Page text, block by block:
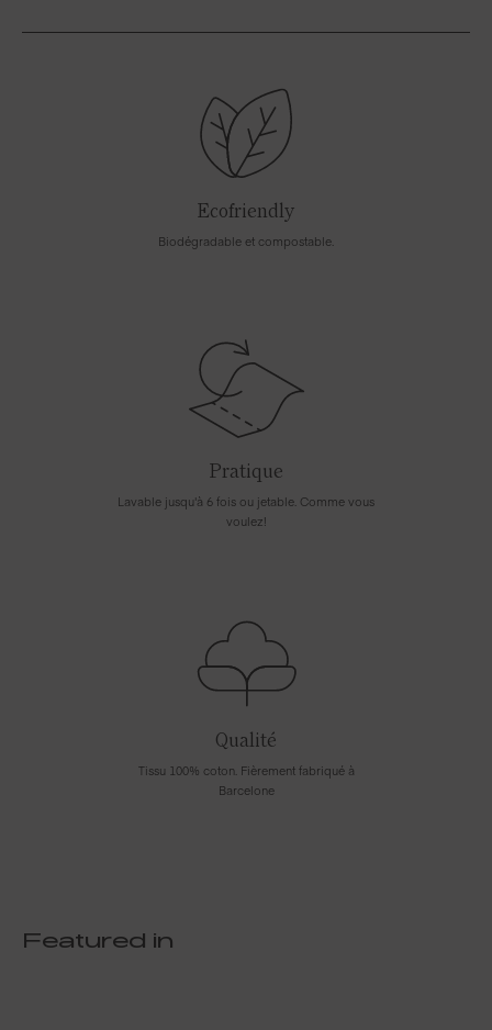
Ecofriendly
Biodégradable et compostable.
Pratique
Lavable jusqu'à 6 fois ou jetable. Comme vous
voulez!
Qualité
Tissu 100% coton. Fièrement fabriqué à
Barcelone
Featured in